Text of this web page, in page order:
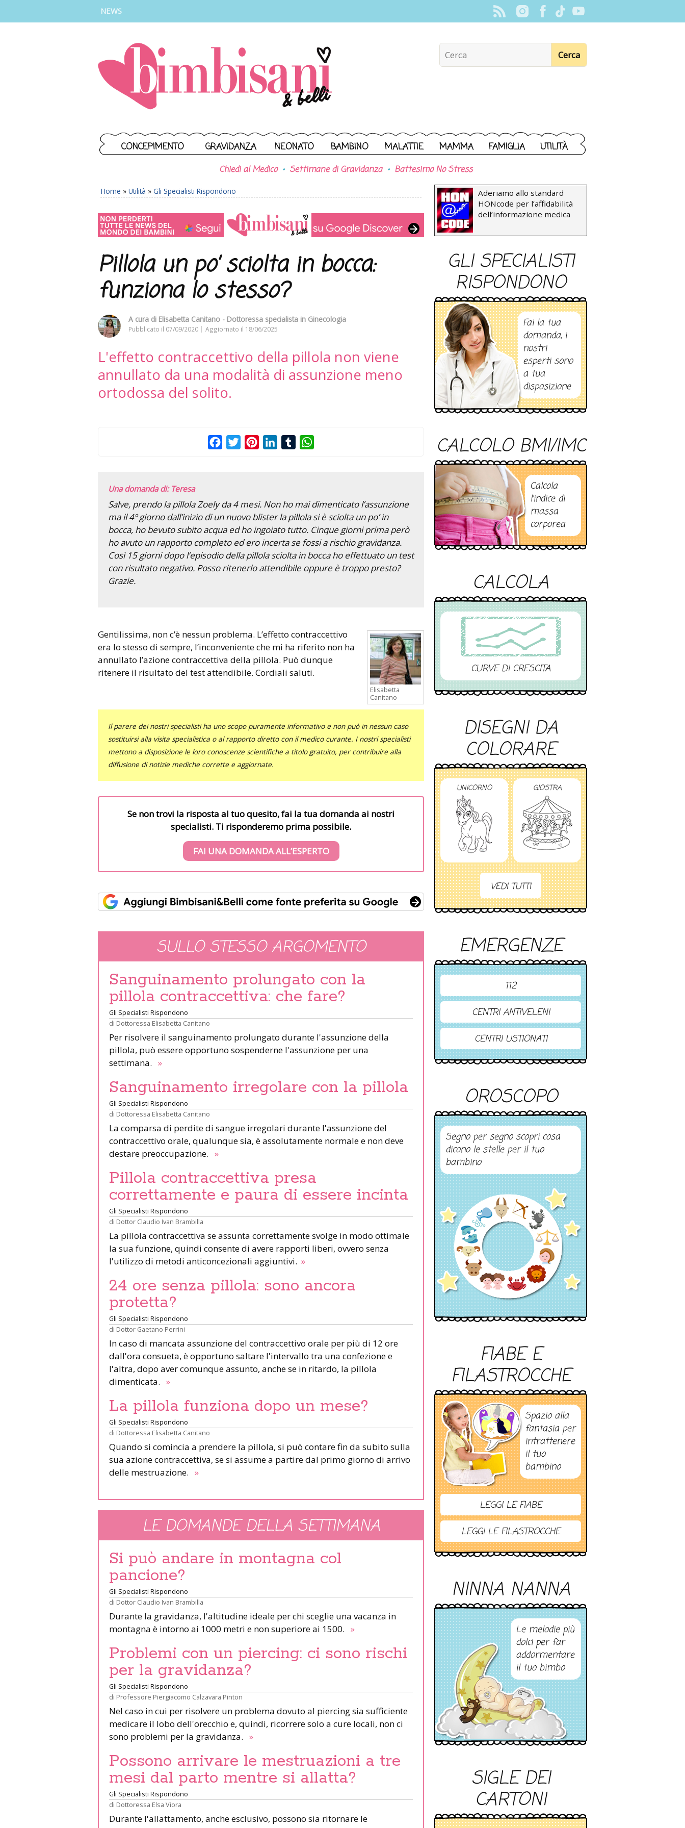
NEWS
CONCEPIMENTO GRAVIDANZA NEONATO BAMBINO MALATTIE MAMMA FAMIGLIA UTILITÀ
Chiedi al Medico Settimane di Gravidanza Battesimo No Stress
Home » Utilità » Gli Specialisti Rispondono
Pillola un po’ sciolta in bocca:
funziona lo stesso?
A cura di Elisabetta Canitano - Dottoressa specialista in Ginecologia
Pubblicato il 07/09/2020 Aggiornato il 18/06/2025
L'effetto contraccettivo della pillola non viene
annullato da una modalità di assunzione meno
ortodossa del solito.
FacebookTwitterPinterestLinkedInTumblr
Una domanda di: Teresa
Salve, prendo la pillola Zoely da 4 mesi. Non ho mai dimenticato l’assunzione
ma il 4º giorno dall’inizio di un nuovo blister la pillola si è sciolta un po’ in
bocca, ho bevuto subito acqua ed ho ingoiato tutto. Cinque giorni prima però
ho avuto un rapporto completo ed ero incerta se fossi a rischio gravidanza.
Così 15 giorni dopo l’episodio della pillola sciolta in bocca ho effettuato un test
con risultato negativo. Posso ritenerlo attendibile oppure è troppo presto?
Grazie.
Elisabetta
Canitano
Gentilissima, non c’è nessun problema. L’effetto contraccettivo
era lo stesso di sempre, l’inconveniente che mi ha riferito non ha
annullato l’azione contraccettiva della pillola. Può dunque
ritenere il risultato del test attendibile. Cordiali saluti.
Il parere dei nostri specialisti ha uno scopo puramente informativo e non può in nessun caso
sostituirsi alla visita specialistica o al rapporto diretto con il medico curante. I nostri specialisti
mettono a disposizione le loro conoscenze scientifiche a titolo gratuito, per contribuire alla
diffusione di notizie mediche corrette e aggiornate.
Se non trovi la risposta al tuo quesito, fai la tua domanda ai nostri
specialisti. Ti risponderemo prima possibile.
FAI UNA DOMANDA ALL’ESPERTO
SULLO STESSO ARGOMENTO
Sanguinamento prolungato con la
pillola contraccettiva: che fare?
Gli Specialisti Rispondono
di Dottoressa Elisabetta Canitano
Per risolvere il sanguinamento prolungato durante l'assunzione della
pillola, può essere opportuno sospenderne l'assunzione per una
settimana. »
Sanguinamento irregolare con la pillola
Gli Specialisti Rispondono
di Dottoressa Elisabetta Canitano
La comparsa di perdite di sangue irregolari durante l'assunzione del
contraccettivo orale, qualunque sia, è assolutamente normale e non deve
destare preoccupazione. »
Pillola contraccettiva presa
correttamente e paura di essere incinta
Gli Specialisti Rispondono
di Dottor Claudio Ivan Brambilla
La pillola contraccettiva se assunta correttamente svolge in modo ottimale
la sua funzione, quindi consente di avere rapporti liberi, ovvero senza
l'utilizzo di metodi anticoncezionali aggiuntivi. »
24 ore senza pillola: sono ancora
protetta?
Gli Specialisti Rispondono
di Dottor Gaetano Perrini
In caso di mancata assunzione del contraccettivo orale per più di 12 ore
dall'ora consueta, è opportuno saltare l'intervallo tra una confezione e
l'altra, dopo aver comunque assunto, anche se in ritardo, la pillola
dimenticata. »
La pillola funziona dopo un mese?
Gli Specialisti Rispondono
di Dottoressa Elisabetta Canitano
Quando si comincia a prendere la pillola, si può contare fin da subito sulla
sua azione contraccettiva, se si assume a partire dal primo giorno di arrivo
delle mestruazione. »
LE DOMANDE DELLA SETTIMANA
Si può andare in montagna col
pancione?
Gli Specialisti Rispondono
di Dottor Claudio Ivan Brambilla
Durante la gravidanza, l'altitudine ideale per chi sceglie una vacanza in
montagna è intorno ai 1000 metri e non superiore ai 1500. »
Problemi con un piercing: ci sono rischi
per la gravidanza?
Gli Specialisti Rispondono
di Professore Piergiacomo Calzavara Pinton
Nel caso in cui per risolvere un problema dovuto al piercing sia sufficiente
medicare il lobo dell'orecchio e, quindi, ricorrere solo a cure locali, non ci
sono problemi per la gravidanza. »
Possono arrivare le mestruazioni a tre
mesi dal parto mentre si allatta?
Gli Specialisti Rispondono
di Dottoressa Elsa Viora
Durante l'allattamento, anche esclusivo, possono sia ritornare le
Aderiamo allo standard
HONcode per l’affidabilità
dell’informazione medica
GLI SPECIALISTI
RISPONDONO
Fai la tua
domanda, i
nostri
esperti sono
a tua
disposizione
CALCOLO BMI/IMC
Calcola
l’indice di
massa
corporea
CALCOLA
CURVE DI CRESCITA
DISEGNI DA
COLORARE
UNICORNO GIOSTRA
VEDI TUTTI
EMERGENZE
112
CENTRI ANTIVELENI
CENTRI USTIONATI
OROSCOPO
Segno per segno scopri cosa
dicono le stelle per il tuo
bambino
FIABE E
FILASTROCCHE
Spazio alla
fantasia per
intrattenere
il tuo
bambino
LEGGI LE FIABE
LEGGI LE FILASTROCCHE
NINNA NANNA
Le melodie più
dolci per far
addormentare
il tuo bimbo
SIGLE DEI
CARTONI